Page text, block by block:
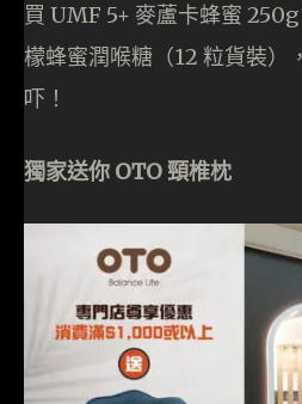
買 UMF 5+ 麥蘆卡蜂蜜
檬蜂蜜潤喉糖（12 粒貨裝）
吓！
獨家送你 OTO 頸椎枕